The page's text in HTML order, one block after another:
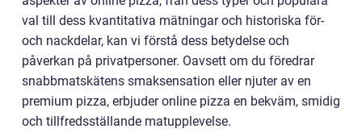
val till dess kvantitativa mätningar och historiska för-
och nackdelar, kan vi förstå dess betydelse och
påverkan på privatpersoner. Oavsett om du föredrar
snabbmatskätens smaksensation eller njuter av en
premium pizza, erbjuder online pizza en bekväm, smidig
och tillfredsställande matupplevelse.